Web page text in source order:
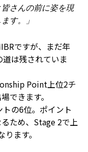
さんの前に姿を現
す。」
ですが、まだ年
は残されていま
Point上位2チ
できます。
の6位。ポイント
ため、Stage 2で上
ます。